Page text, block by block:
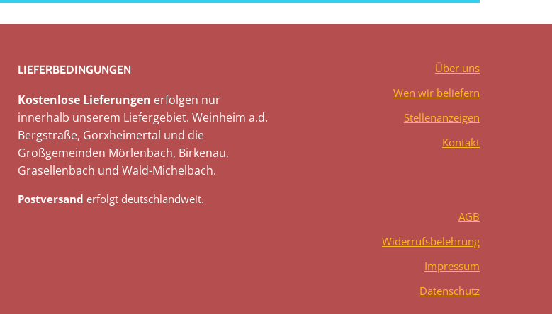
LIEFERBEDINGUNGEN
Kostenlose Lieferungen erfolgen nur
innerhalb unserem Liefergebiet. Weinheim a.d.
Bergstraße, Gorxheimertal und die
Großgemeinden Mörlenbach, Birkenau,
Grasellenbach und Wald-Michelbach.
Postversand erfolgt deutschlandweit.
Über uns
Wen wir beliefern
Stellenanzeigen
Kontakt
AGB
Widerrufsbelehrung
Impressum
Datenschutz